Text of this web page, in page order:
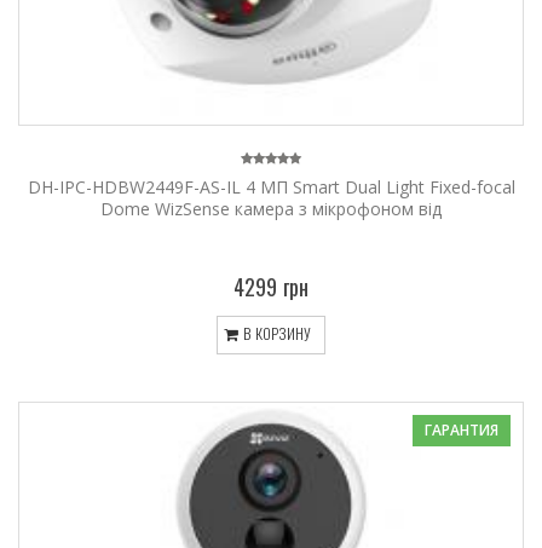
DH-IPC-HDBW2449F-AS-IL 4 МП Smart Dual Light Fixed-focal
Dome WizSense камера з мікрофоном від
4299 грн
В КОРЗИНУ
ГАРАНТИЯ